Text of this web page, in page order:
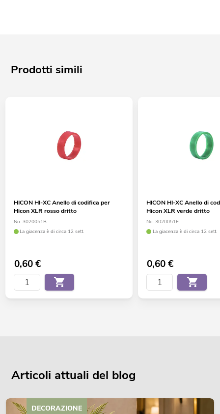
Prodotti simili
HICON HI-XC Anello di codifica per
Hicon XLR rosso dritto
No. 3020051B
La giacenza è di circa 12 sett.
0,60€
HICON HI-XC Anello di
Hicon XLR verde dritto
No. 3020051E
La giacenza è di circa 12 sett.
0,60€
Articoli attuali del blog
DECORAZIONE